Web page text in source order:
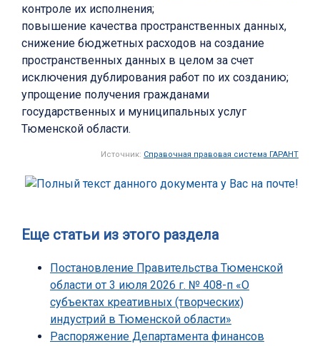
контроле их исполнения;
повышение качества пространственных данных,
снижение бюджетных расходов на создание
пространственных данных в целом за счет
исключения дублирования работ по их созданию;
упрощение получения гражданами
государственных и муниципальных услуг
Тюменской области.
Источник: Справочная правовая система ГАРАНТ
Еще статьи из этого раздела
Постановление Правительства Тюменской
области от 3 июля 2026 г. № 408-п «О
субъектах креативных (творческих)
индустрий в Тюменской области»
Распоряжение Департамента финансов